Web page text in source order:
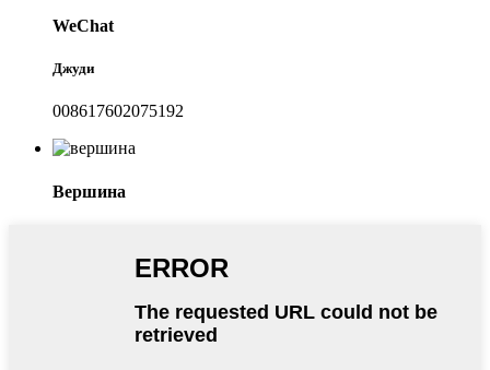
WeChat
Джуди
008617602075192
Вершина